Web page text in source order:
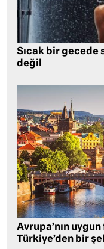
Sıcak bir gecede
değil
Avrupa’nın
Türkiye’den bir